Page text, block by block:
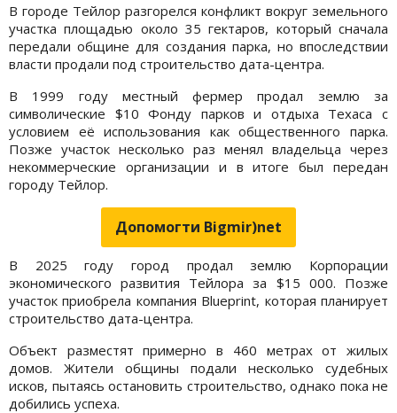
В городе Тейлор разгорелся конфликт вокруг земельного
участка площадью около 35 гектаров, который сначала
передали общине для создания парка, но впоследствии
власти продали под строительство дата-центра.
В 1999 году местный фермер продал землю за
символические $10 Фонду парков и отдыха Техаса с
условием её использования как общественного парка.
Позже участок несколько раз менял владельца через
некоммерческие организации и в итоге был передан
городу Тейлор.
Допомогти Bigmir)net
В 2025 году город продал землю Корпорации
экономического развития Тейлора за $15 000. Позже
участок приобрела компания Blueprint, которая планирует
строительство дата-центра.
Объект разместят примерно в 460 метрах от жилых
домов. Жители общины подали несколько судебных
исков, пытаясь остановить строительство, однако пока не
добились успеха.